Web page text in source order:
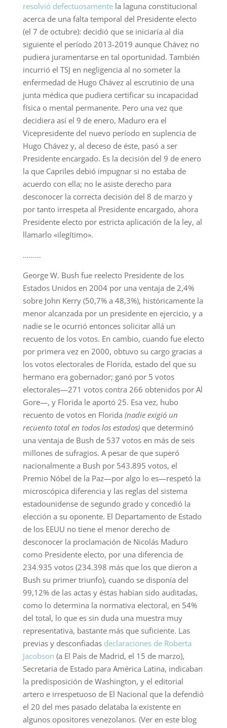
resolvió defectuosamentela laguna constitucional
acerca de una falta temporal del Presidente electo
(el 7 de octubre): decidió que se iniciaría al día
siguiente el período 2013-2019 aunque Chávez no
pudiera juramentarse en tal oportunidad. También
incurrió el TSJ en negligencia al no someter la
enfermedad de Hugo Chávez al escrutinio de una
junta médica que pudiera certificar su incapacidad
física o mental permanente. Pero una vez que
decidiera así el 9 de enero, Maduro era el
Vicepresidente del nuevo período en suplencia de
Hugo Chávez y, al deceso de éste, pasó a ser
Presidente encargado. Es la decisión del 9 de enero
la que Capriles debió impugnar si no estaba de
acuerdo con ella; no le asiste derecho para
desconocer la correcta decisión del 8 de marzo y
por tanto irrespeta al Presidente encargado, ahora
Presidente electo por estricta aplicación de la ley, al
llamarlo «ilegítimo».
………
George W. Bush fue reelecto Presidente de los
Estados Unidos en 2004 por una ventaja de 2,4%
sobre John Kerry (50,7% a 48,3%), históricamente la
menor alcanzada por un presidente en ejercicio, y a
nadie se le ocurrió entonces solicitar allá un
recuento de los votos. En cambio, cuando fue electo
por primera vez en 2000, obtuvo su cargo gracias a
los votos electorales de Florida, estado del que su
hermano era gobernador; ganó por 5 votos
electorales—271 votos contra 266 obtenidos por Al
Gore—, y Florida le aportó 25. Esa vez, hubo
recuento de votos en Florida (nadie exigió un
recuento total en todos los estados)que determinó
una ventaja de Bush de 537 votos en más de seis
millones de sufragios. A pesar de que superó
nacionalmente a Bush por 543.895 votos, el
Premio Nóbel de la Paz—por algo lo es—respetó la
microscópica diferencia y las reglas del sistema
estadounidense de segundo grado y concedió la
elección a su oponente. El Departamento de Estado
de los EEUU no tiene el menor derecho de
desconocer la proclamación de Nicolás Maduro
como Presidente electo, por una diferencia de
234.935 votos (234.398 más que los que dieron a
Bush su primer triunfo), cuando se disponía del
99,12% de las actas y éstas habían sido auditadas,
como lo determina la normativa electoral, en 54%
del total, lo que es sin duda una muestra muy
representativa, bastante más que suficiente. Las
previas y desconfiadas declaraciones de Roberta
Jacobson (a El País de Madrid, el 15 de marzo),
Secretaria de Estado para América Latina, indicaban
la predisposición de Washington, y el editorial
artero e irrespetuoso de El Nacional que la defendió
el 20 del mes pasado delataba la existente en
algunos opositores venezolanos. (Ver en este blog